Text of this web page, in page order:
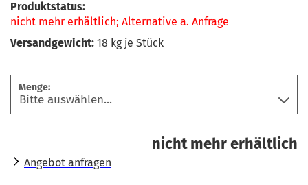
Produktstatus:
nicht mehr erhältlich; Alternative a. Anfrage
Versandgewicht: 18 kg je Stück
Menge:
nicht mehr erhältlich
Angebot anfragen